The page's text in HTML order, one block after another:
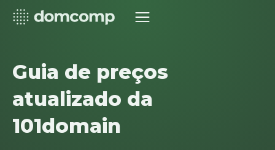
Guia de preços
atualizado da
101domain